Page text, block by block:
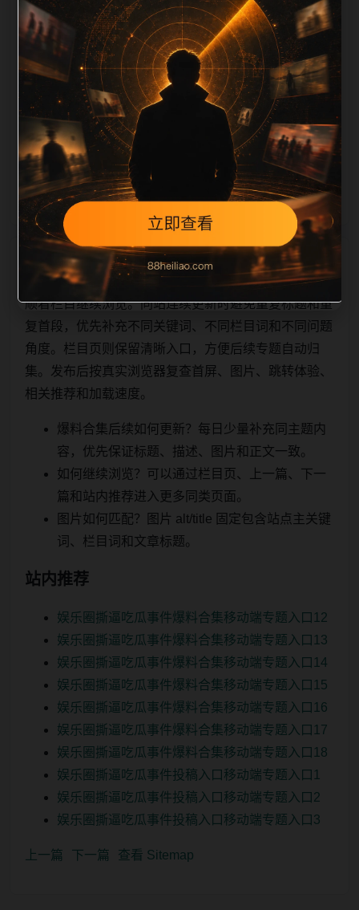
同角度补充事件背景、访问场景、相关问题或专题入
口，降低站群页面之间的重复感。页面底部保留同类推
荐、上一篇下一篇和 sitemap 入口，保证重要页面点击
深度尽量控制在三次以内。正文维护时可按用户搜索路
径补充三类信息：入口是否稳定、同栏目还有哪些可继
续阅读、移动端打开时图片和摘要是否一致。每次新增
内容后同步检查标题、description、canonical、主题
图、alt、title和推荐链接，确保页面既能被搜索引擎理
解，也能让真实用户
相关问题与推荐
顺着栏目继续浏览。同站连续更新时避免重复标题和重
复首段，优先补充不同关键词、不同栏目词和不同问题
角度。栏目页则保留清晰入口，方便后续专题自动归
集。发布后按真实浏览器复查首屏、图片、跳转体验、
相关推荐和加载速度。
爆料合集后续如何更新？每日少量补充同主题内
容，优先保证标题、描述、图片和正文一致。
如何继续浏览？可以通过栏目页、上一篇、下一
篇和站内推荐进入更多同类页面。
图片如何匹配？图片 alt/title 固定包含站点主关键
词、栏目词和文章标题。
站内推荐
娱乐圈撕逼吃瓜事件爆料合集移动端专题入口12
娱乐圈撕逼吃瓜事件爆料合集移动端专题入口13
娱乐圈撕逼吃瓜事件爆料合集移动端专题入口14
娱乐圈撕逼吃瓜事件爆料合集移动端专题入口15
娱乐圈撕逼吃瓜事件爆料合集移动端专题入口16
娱乐圈撕逼吃瓜事件爆料合集移动端专题入口17
娱乐圈撕逼吃瓜事件爆料合集移动端专题入口18
娱乐圈撕逼吃瓜事件投稿入口移动端专题入口1
娱乐圈撕逼吃瓜事件投稿入口移动端专题入口2
娱乐圈撕逼吃瓜事件投稿入口移动端专题入口3
上一篇 下一篇 查看 Sitemap